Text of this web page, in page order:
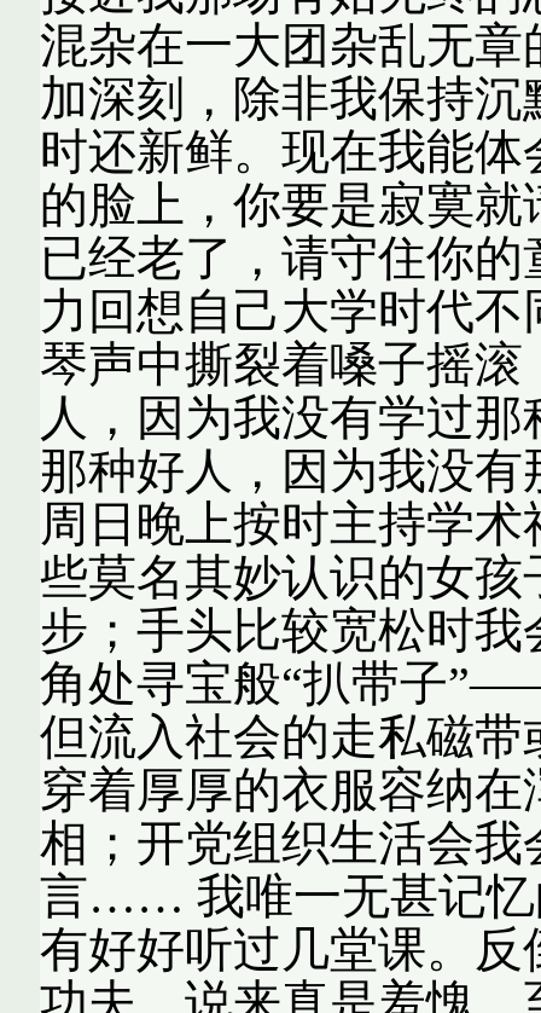
混杂在一大团杂乱无
加深刻，除非我保持
时还新鲜。现在我能
的脸上，你要是寂寞
已经老了，请守住你
力回想自己大学时代
琴声中撕裂着嗓子摇
人，因为我没有学过
那种好人，因为我没
周日晚上按时主持学
些莫名其妙认识的女
步；手头比较宽松时
角处寻宝般“扒带子
但流入社会的走私磁
穿着厚厚的衣服容纳
相；开党组织生活会
言…… 我唯一无甚记忆
有好好听过几堂课。